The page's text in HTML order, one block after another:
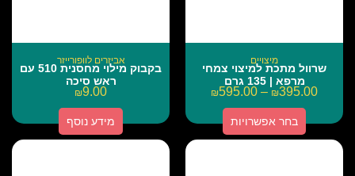
מיצויים
שרוול מתכת למיצוי צמחי
מרפא | 135 גרם
₪395.00
–
₪595.00
בחר אפשרויות
אביזרים לוופורייזר
בקבוק מילוי מחסנית 510 עם
ראש סיכה
₪9.00
מידע נוסף